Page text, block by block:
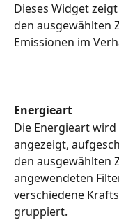
Dieses Widget
den ausgewählten
Emissionen im
Energieart
Die Energieart
angezeigt,
den ausgewählten
angewendeten
verschiedene
gruppiert.